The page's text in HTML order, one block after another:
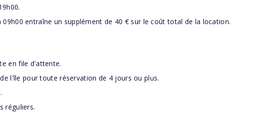
entraîne un supplément de 40 € sur le coût total de la location.
en file d'attente.
l'île pour toute réservation de 4 jours ou plus.
réguliers.